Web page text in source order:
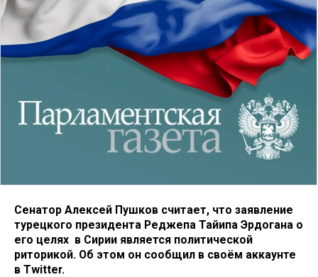
Сенатор Алексей Пушков считает, что заявление
турецкого президента Реджепа Тайипа Эрдогана о
его целях в Сирии является политической
риторикой. Об этом он сообщил в своём аккаунте
в Twitter.